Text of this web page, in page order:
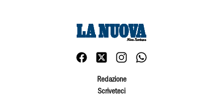
Redazione
Scriveteci